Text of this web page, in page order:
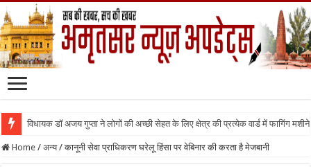
विधायक डॉ अजय गुप्ता ने लोगों की अच्छी सेहत के लिए क्षेत्र की प्रत्येक वार्ड में फागिंग मशीने
Home / अन्य / कानूनी सेवा प्राधिकरण घरेलू हिंसा पर वेबिनार की करता है मेजबानी